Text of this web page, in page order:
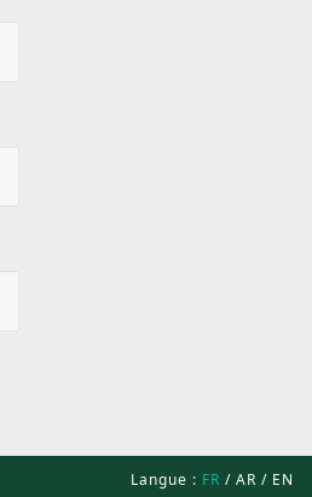
Langue : FR / AR / EN